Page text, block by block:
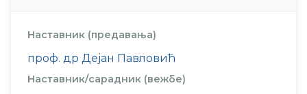
Наставник (предавања)
проф. др Дејан Павловић
Наставник/сарадник (вежбе)